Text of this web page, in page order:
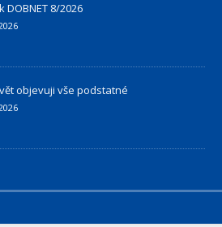
DOBNET 8/2026
objevuji vše podstatné